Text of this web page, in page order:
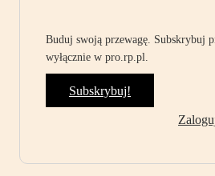
Buduj swoją przewagę. Subskrybuj
wyłącznie w pro.rp.pl.
Subskrybuj!